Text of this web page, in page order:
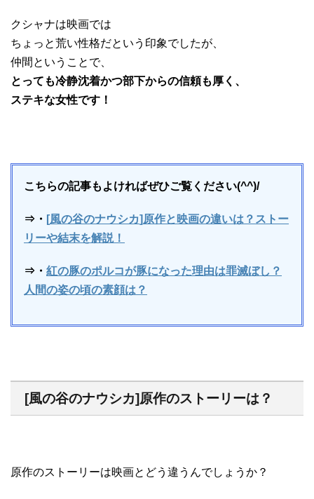
クシャナは映画では
ちょっと荒い性格だという印象でしたが、
仲間ということで、
とっても冷静沈着かつ部下からの信頼も厚く、
ステキな女性です！
こちらの記事もよければぜひご覧ください(^^)/
⇒・ [風の谷のナウシカ]原作と映画の違いは？ストー
リーや結末を解説！
⇒・ 紅の豚のポルコが豚になった理由は罪滅ぼし？
人間の姿の頃の素顔は？
[風の谷のナウシカ]原作のストーリーは？
原作のストーリーは映画とどう違うんでしょうか？